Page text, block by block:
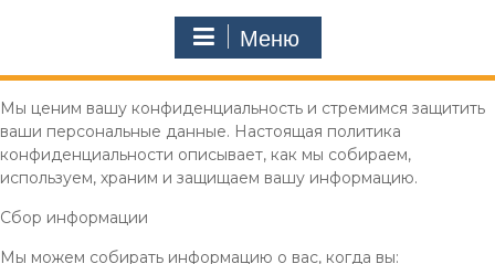
Меню
Мы ценим вашу конфиденциальность и стремимся защитить
ваши персональные данные. Настоящая политика
конфиденциальности описывает, как мы собираем,
используем, храним и защищаем вашу информацию.
Сбор информации
Мы можем собирать информацию о вас, когда вы: